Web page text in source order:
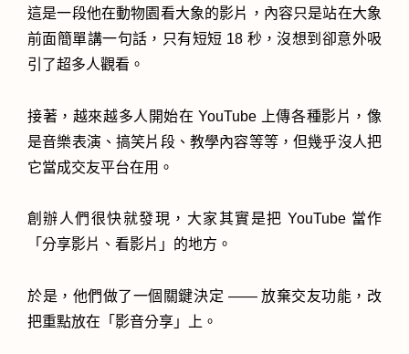
這是一段他在動物園看大象的影片，內容只是站在大象
前面簡單講一句話，只有短短 18 秒，沒想到卻意外吸
引了超多人觀看。
接著，越來越多人開始在 YouTube 上傳各種影片，像
是音樂表演、搞笑片段、教學內容等等，但幾乎沒人把
它當成交友平台在用。
創辦人們很快就發現，大家其實是把 YouTube 當作
「分享影片、看影片」的地方。
於是，他們做了一個關鍵決定 —— 放棄交友功能，改
把重點放在「影音分享」上。